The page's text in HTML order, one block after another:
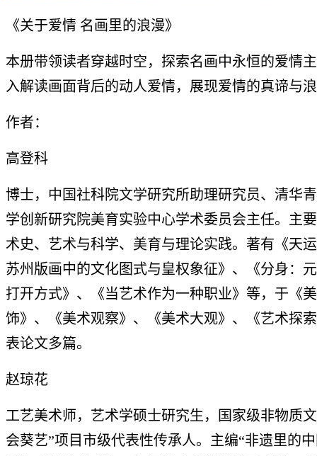
《关于爱情 名画里的浪漫》
本册带领读者穿越时空，探索名画中永恒的爱情
入解读画面背后的动人爱情，展现爱情的真谛与
作者：
高登科
博士，中国社科院文学研究所助理研究员、清华
学创新研究院美育实验中心学术委员会主任。主
术史、艺术与科学、美育与理论实践。著有《天
苏州版画中的文化图式与皇权象征》、《分身：
打开方式》、《当艺术作为一种职业》等，于《
饰》、《美术观察》、《美术大观》、《艺术探
表论文多篇。
赵琼花
工艺美术师，艺术学硕士研究生，国家级非物质
会葵艺”项目市级代表性传承人。主编“非遗里的